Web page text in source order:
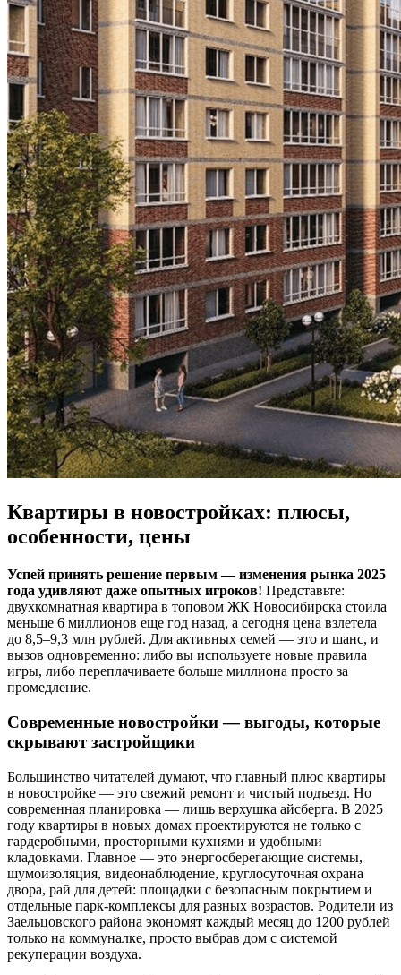
Квартиры в новостройках: плюсы,
особенности, цены
Успей принять решение первым — изменения рынка 2025
года удивляют даже опытных игроков! Представьте:
двухкомнатная квартира в топовом ЖК Новосибирска стоила
меньше 6 миллионов еще год назад, а сегодня цена взлетела
до 8,5–9,3 млн рублей. Для активных семей — это и шанс, и
вызов одновременно: либо вы используете новые правила
игры, либо переплачиваете больше миллиона просто за
промедление.
Современные новостройки — выгоды, которые
скрывают застройщики
Большинство читателей думают, что главный плюс квартиры
в новостройке — это свежий ремонт и чистый подъезд. Но
современная планировка — лишь верхушка айсберга. В 2025
году квартиры в новых домах проектируются не только с
гардеробными, просторными кухнями и удобными
кладовками. Главное — это энергосберегающие системы,
шумоизоляция, видеонаблюдение, круглосуточная охрана
двора, рай для детей: площадки с безопасным покрытием и
отдельные парк-комплексы для разных возрастов. Родители из
Заельцовского района экономят каждый месяц до 1200 рублей
только на коммуналке, просто выбрав дом с системой
рекуперации воздуха.